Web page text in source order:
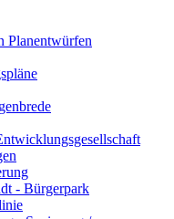
Planentwürfen
- Bürgerpark